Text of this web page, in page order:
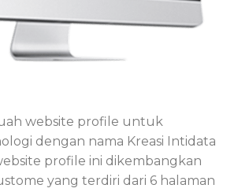
website profile untuk
dengan nama Kreasi Intidata
profile ini dikembangkan
yang terdiri dari 6 halaman